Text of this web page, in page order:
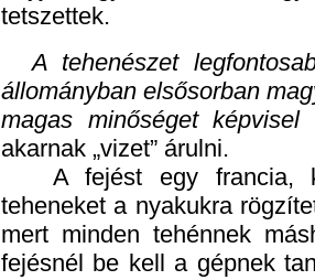
tetszettek.
A tehenészet
állományban elsősorban
magas minőséget képvisel
akarnak „vizet” árulni.
A fejést egy francia,
teheneket a nyakukra
mert minden tehénnek
fejésnél be kell a gépnek
tehenek, mert ott kapják
szemes-terményt. A robot a
letisztogatja, majd a